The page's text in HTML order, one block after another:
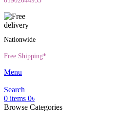
Nationwide
Free Shipping*
Menu
Search
0 items 0৳
Browse Categories